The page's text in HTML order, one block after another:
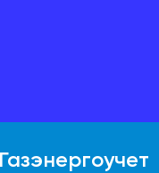
Газэнергоучет